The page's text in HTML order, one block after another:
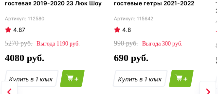
гостевая 2019-2020 23 Люк Шоу
112580
4.87
5270
1190
4080
+
гостевые гетры 2021-2022
115642
4.8
990
300
690
+